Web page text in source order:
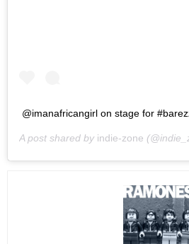
@imanafricangirl on stage for
A post shared by indie-zone